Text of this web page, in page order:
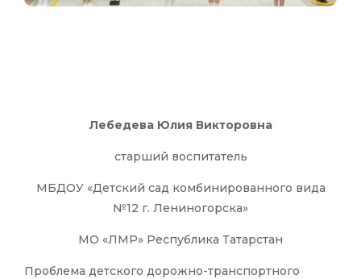
Лебедева Юлия Викторовна
cтарший воспитатель
МБДОУ «Детский сад комбинированного вида
№12 г. Лениногорска»
МО «ЛМР» Республика Татарстан
Проблема детского дорожно-транспортного